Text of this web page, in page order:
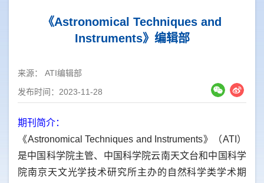
《Astronomical Techniques and
Instruments》编辑部
来源： ATI编辑部
发布时间：2023-11-28
期刊简介：
《Astronomical Techniques and Instruments》（ATI）
是中国科学院主管、中国科学院云南天文台和中国科学
院南京天文光学技术研究所主办的自然科学类学术期